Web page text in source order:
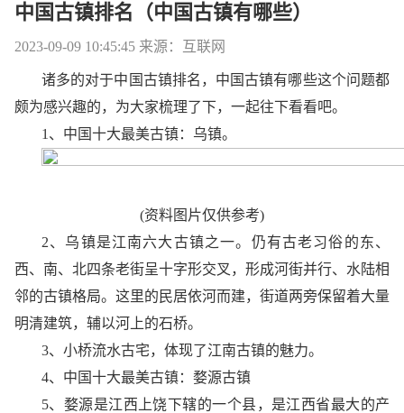
中国古镇排名（中国古镇有哪些）
2023-09-09 10:45:45 来源：互联网
诸多的对于中国古镇排名，中国古镇有哪些这个问题都
颇为感兴趣的，为大家梳理了下，一起往下看看吧。
1、中国十大最美古镇：乌镇。
(资料图片仅供参考)
2、乌镇是江南六大古镇之一。仍有古老习俗的东、
西、南、北四条老街呈十字形交叉，形成河街并行、水陆相
邻的古镇格局。这里的民居依河而建，街道两旁保留着大量
明清建筑，辅以河上的石桥。
3、小桥流水古宅，体现了江南古镇的魅力。
4、中国十大最美古镇：婺源古镇
5、婺源是江西上饶下辖的一个县，是江西省最大的产